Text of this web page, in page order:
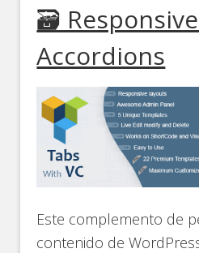
🗃️
Accordions
Este complemento de
contenido de